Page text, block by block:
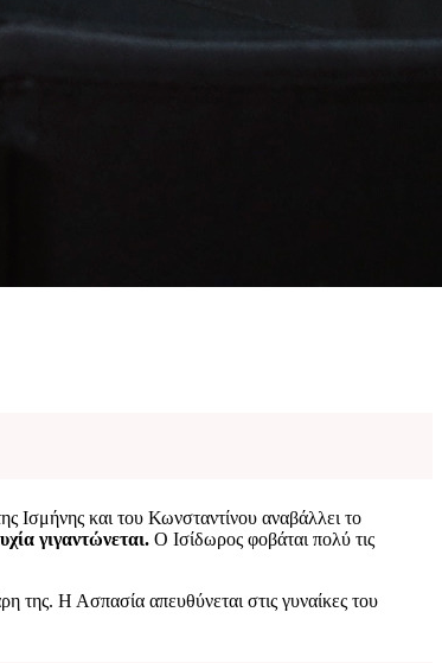
Ισμήνης και του Κωνσταντίνου αναβάλλει το
γιγαντώνεται. Ο Ισίδωρος φοβάται πολύ τις
της. Η Ασπασία απευθύνεται στις γυναίκες του